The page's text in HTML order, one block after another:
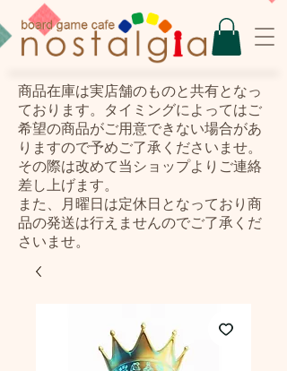
​商品在庫は実店舗のものと共有となっ
ております。タイミングによってはご
希望の商品がご用意できない場合があ
りますので予めご了承くださいませ。
その際は改めて当ショップよりご連絡
差し上げます。
また、月曜日は定休日となっており商
品の発送は行えませんのでご了承くだ
さいませ。